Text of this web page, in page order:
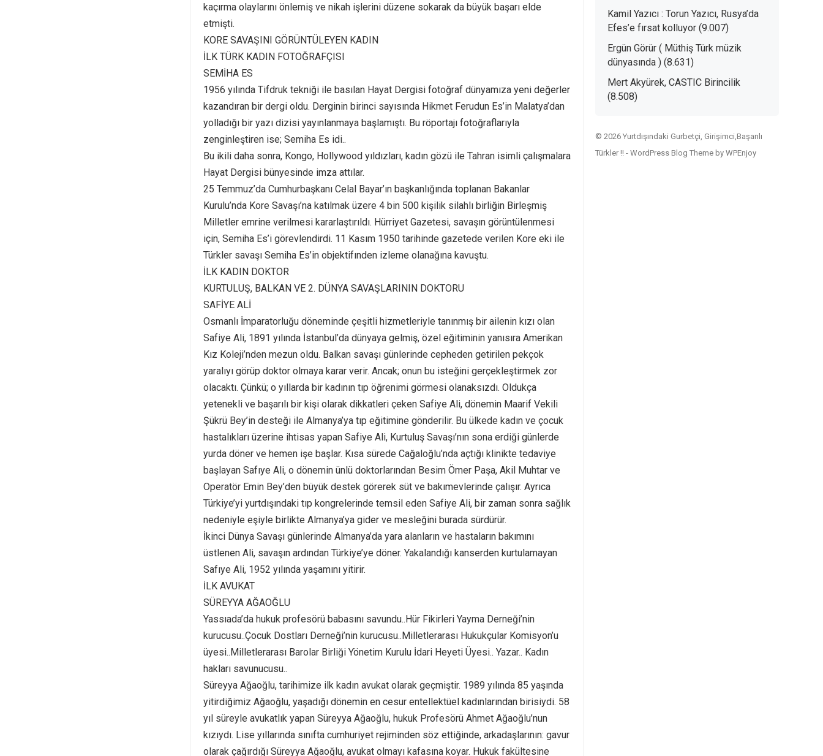
kaçırma olaylarını önlemiş ve nikah işlerini düzene sokarak da büyük başarı elde
etmişti.
KORE SAVAŞINI GÖRÜNTÜLEYEN KADIN
İLK TÜRK KADIN FOTOĞRAFÇISI
SEMİHA ES
1956 yılında Tifdruk tekniği ile basılan Hayat Dergisi fotoğraf dünyamıza yeni değerler
kazandıran bir dergi oldu. Derginin birinci sayısında Hikmet Ferudun Es’in Malatya’dan
yolladığı bir yazı dizisi yayınlanmaya başlamıştı. Bu röportajı fotoğraflarıyla
zenginleştiren ise; Semiha Es idi..
Bu ikili daha sonra, Kongo, Hollywood yıldızları, kadın gözü ile Tahran isimli çalışmalara
Hayat Dergisi bünyesinde imza attılar.
25 Temmuz’da Cumhurbaşkanı Celal Bayar’ın başkanlığında toplanan Bakanlar
Kurulu’nda Kore Savaşı’na katılmak üzere 4 bin 500 kişilik silahlı birliğin Birleşmiş
Milletler emrine verilmesi kararlaştırıldı. Hürriyet Gazetesi, savaşın görüntülenmesi
için, Semiha Es’i görevlendirdi. 11 Kasım 1950 tarihinde gazetede verilen Kore eki ile
Türkler savaşı Semiha Es’in objektifınden izleme olanağına kavuştu.
İLK KADIN DOKTOR
KURTULUŞ, BALKAN VE 2. DÜNYA SAVAŞLARININ DOKTORU
SAFİYE ALİ
Osmanlı İmparatorluğu döneminde çeşitli hizmetleriyle tanınmış bir ailenin kızı olan
Safiye Ali, 1891 yılında İstanbul’da dünyaya gelmiş, özel eğitiminin yanısıra Amerikan
Kız Koleji’nden mezun oldu. Balkan savaşı günlerinde cepheden getirilen pekçok
yaralıyı görüp doktor olmaya karar verir. Ancak; onun bu isteğini gerçekleştirmek zor
olacaktı. Çünkü; o yıllarda bir kadının tıp öğrenimi görmesi olanaksızdı. Oldukça
yetenekli ve başarılı bir kişi olarak dikkatleri çeken Safiye Ali, dönemin Maarif Vekili
Şükrü Bey’in desteği ile Almanya’ya tıp eğitimine gönderilir. Bu ülkede kadın ve çocuk
hastalıkları üzerine ihtisas yapan Safiye Ali, Kurtuluş Savaşı’nın sona erdiği günlerde
yurda döner ve hemen işe başlar. Kısa sürede Cağaloğlu’nda açtığı klinikte tedaviye
başlayan Safıye Ali, o dönemin ünlü doktorlarından Besim Ömer Paşa, Akil Muhtar ve
Operatör Emin Bey’den büyük destek görerek süt ve bakımevlerinde çalışır. Ayrıca
Türkiye’yi yurtdışındaki tıp kongrelerinde temsil eden Safiye Ali, bir zaman sonra sağlık
nedeniyle eşiyle birlikte Almanya’ya gider ve mesleğini burada sürdürür.
İkinci Dünya Savaşı günlerinde Almanya’da yara alanların ve hastaların bakımını
üstlenen Ali, savaşın ardından Türkiye’ye döner. Yakalandığı kanserden kurtulamayan
Safıye Ali, 1952 yılında yaşamını yitirir.
İLK AVUKAT
SÜREYYA AĞAOĞLU
Yassıada’da hukuk profesörü babasını savundu..Hür Fikirleri Yayma Derneği’nin
kurucusu..Çocuk Dostları Derneği’nin kurucusu..Milletlerarası Hukukçular Komisyon’u
üyesi..Milletlerarası Barolar Birliği Yönetim Kurulu İdari Heyeti Üyesi.. Yazar.. Kadın
hakları savunucusu..
Süreyya Ağaoğlu, tarihimize ilk kadın avukat olarak geçmiştir. 1989 yılında 85 yaşında
yitirdiğimiz Ağaoğlu, yaşadığı dönemin en cesur entellektüel kadınlarından birisiydi. 58
yıl süreyle avukatlık yapan Süreyya Ağaoğlu, hukuk Profesörü Ahmet Ağaoğlu’nun
kızıydı. Lise yıllarında sınıfta cumhuriyet rejiminden söz ettiğinde, arkadaşlarının: gavur
olarak çağırdığı Süreyya Ağaoğlu, avukat olmayı kafasına koyar. Hukuk fakültesine
Kamil Yazıcı : Torun Yazıcı, Rusya’da
Efes’e fırsat kolluyor (9.007)
Ergün Görür ( Müthiş Türk müzik
dünyasında ) (8.631)
Mert Akyürek, CASTIC Birincilik
(8.508)
© 2026 Yurtdışındaki Gurbetçi, Girişimci,Başarılı
Türkler !! - WordPress Blog Theme by WPEnjoy